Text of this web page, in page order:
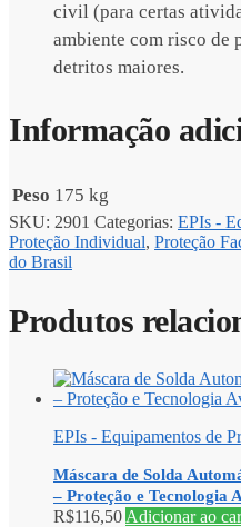
civil (para certas
ambiente com risco de
detritos maiores.
Informação
Peso 175 kg
SKU: 2901 Categorias: EPIs -
Proteção Individual, Proteção
do Brasil
Produtos
EPIs - Equipamentos de
Máscara de Solda
– Proteção e Tecnologia
R$116,50 Adicionar ao